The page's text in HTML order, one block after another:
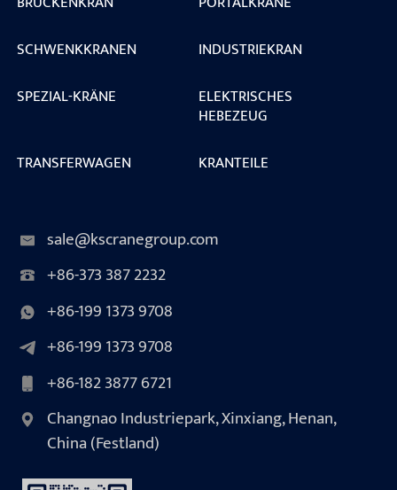
SCHWENKKRANEN
INDUSTRIEKRAN
SPEZIAL-KRÄNE
ELEKTRISCHES
HEBEZEUG
TRANSFERWAGEN
KRANTEILE
sale@kscranegroup.com
+86-373 387 2232
+86-199 1373 9708
+86-199 1373 9708
+86-182 3877 6721
Changnao Industriepark, Xinxiang, Henan,
China (Festland)